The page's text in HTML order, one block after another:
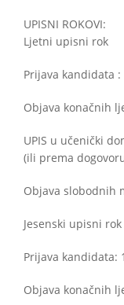
UPISNI ROKOVI:
Ljetni upisni rok
Prijava kandidata :
Objava konačnih
UPIS u učenički
(ili prema
Objava slobodnih
Jesenski upisni rok
Prijava kandidata:
Objava konačnih